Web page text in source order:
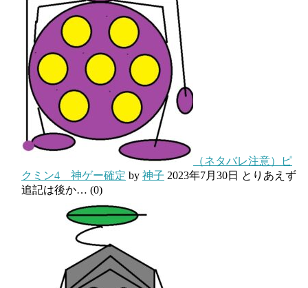
（ネタバレ注意）ピ
クミン4 神ゲー確定 by 神子 2023年7月30日 とりあえず
追記は後か… (0)